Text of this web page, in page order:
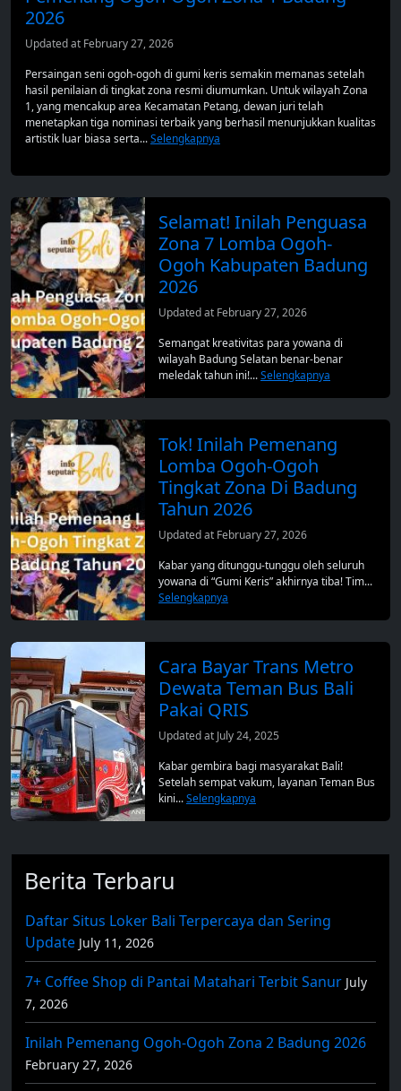
2026
Updated at February 27, 2026
Persaingan seni ogoh-ogoh di gumi keris semakin memanas setelah
hasil penilaian di tingkat zona resmi diumumkan. Untuk wilayah Zona
1, yang mencakup area Kecamatan Petang, dewan juri telah
menetapkan tiga nominasi terbaik yang berhasil menunjukkan kualitas
artistik luar biasa serta...Selengkapnya
Selamat! Inilah Penguasa
Zona 7 Lomba Ogoh-
Ogoh Kabupaten Badung
2026
Updated at February 27, 2026
Semangat kreativitas para yowana di
wilayah Badung Selatan benar-benar
meledak tahun ini!...Selengkapnya
Tok! Inilah Pemenang
Lomba Ogoh-Ogoh
Tingkat Zona Di Badung
Tahun 2026
Updated at February 27, 2026
Kabar yang ditunggu-tunggu oleh seluruh
yowana di “Gumi Keris” akhirnya tiba! Tim...
Selengkapnya
Cara Bayar Trans Metro
Dewata Teman Bus Bali
Pakai QRIS
Updated at July 24, 2025
Kabar gembira bagi masyarakat Bali!
Setelah sempat vakum, layanan Teman Bus
kini...Selengkapnya
Berita Terbaru
Daftar Situs Loker Bali Terpercaya dan Sering
Update July 11, 2026
7+ Coffee Shop di Pantai Matahari Terbit Sanur July
7, 2026
Inilah Pemenang Ogoh-Ogoh Zona 2 Badung 2026
February 27, 2026